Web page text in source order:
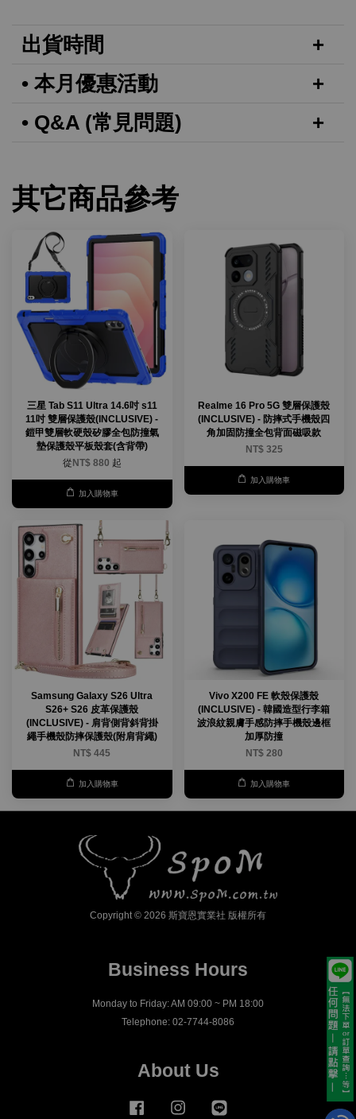
出貨時間
• 本月優惠活動
• Q&A (常見問題)
其它商品參考
三星 Tab S11 Ultra 14.6吋 s11
11吋 雙層保護殼(INCLUSIVE) -
鎧甲雙層軟硬殼矽膠全包防撞氣
墊保護殼平板殼套(含背帶)
從 NT$ 880 起
加入購物車
Realme 16 Pro 5G 雙層保護殼
(INCLUSIVE) - 防摔式手機殼四
角加固防撞全包背面磁吸款
NT$ 325
加入購物車
Samsung Galaxy S26 Ultra
S26+ S26 皮革保護殼
(INCLUSIVE) - 肩背側背斜背掛
繩手機殼防摔保護殼(附肩背繩)
NT$ 445
加入購物車
Vivo X200 FE 軟殼保護殼
(INCLUSIVE) - 韓國造型行李箱
波浪紋親膚手感防摔手機殼邊框
加厚防撞
NT$ 280
加入購物車
Copyright © 2026 斯寶恩實業社 版權所有
Business Hours
Monday to Friday: AM 09:00 ~ PM 18:00
Telephone: 02-7744-8086
About Us
Facebook Instagram